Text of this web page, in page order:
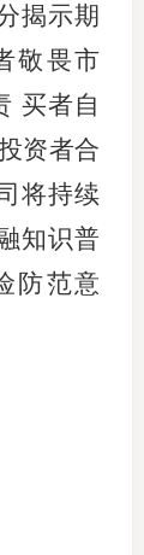
揭示期
敬畏市
买者自
资者合
将持续
知识普
防范意